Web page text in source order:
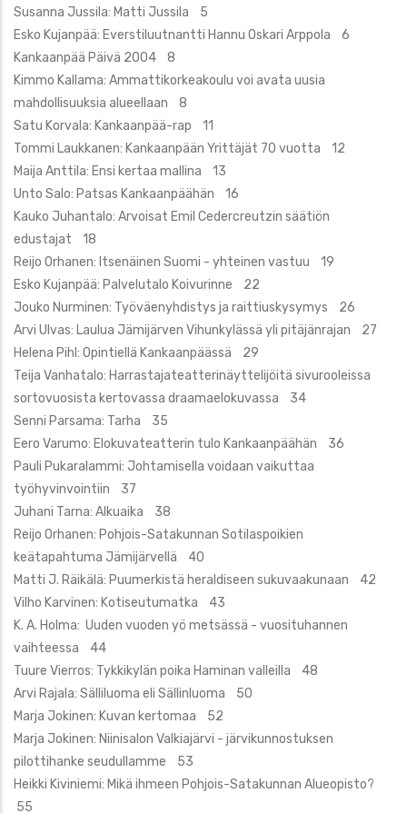
Susanna Jussila: Matti Jussila 5
Esko Kujanpää: Everstiluutnantti Hannu Oskari Arppola 6
Kankaanpää Päivä 2004 8
Kimmo Kallama: Ammattikorkeakoulu voi avata uusia
mahdollisuuksia alueellaan 8
Satu Korvala: Kankaanpää-rap 11
Tommi Laukkanen: Kankaanpään Yrittäjät 70 vuotta 12
Maija Anttila: Ensi kertaa mallina 13
Unto Salo: Patsas Kankaanpäähän 16
Kauko Juhantalo: Arvoisat Emil Cedercreutzin säätiön
edustajat 18
Reijo Orhanen: Itsenäinen Suomi - yhteinen vastuu 19
Esko Kujanpää: Palvelutalo Koivurinne 22
Jouko Nurminen: Työväenyhdistys ja raittiuskysymys 26
Arvi Ulvas: Laulua Jämijärven Vihunkylässä yli pitäjänrajan 27
Helena Pihl: Opintiellä Kankaanpäässä 29
Teija Vanhatalo: Harrastajateatterinäyttelijöitä sivurooleissa
sortovuosista kertovassa draamaelokuvassa 34
Senni Parsama: Tarha 35
Eero Varumo: Elokuvateatterin tulo Kankaanpäähän 36
Pauli Pukaralammi: Johtamisella voidaan vaikuttaa
työhyvinvointiin 37
Juhani Tarna: Alkuaika 38
Reijo Orhanen: Pohjois-Satakunnan Sotilaspoikien
keätapahtuma Jämijärvellä 40
Matti J. Räikälä: Puumerkistä heraldiseen sukuvaakunaan 42
Vilho Karvinen: Kotiseutumatka 43
K. A. Holma: Uuden vuoden yö metsässä - vuosituhannen
vaihteessa 44
Tuure Vierros: Tykkikylän poika Haminan valleilla 48
Arvi Rajala: Sälliluoma eli Sällinluoma 50
Marja Jokinen: Kuvan kertomaa 52
Marja Jokinen: Niinisalon Valkiajärvi - järvikunnostuksen
pilottihanke seudullamme 53
Heikki Kiviniemi: Mikä ihmeen Pohjois-Satakunnan Alueopisto?
55